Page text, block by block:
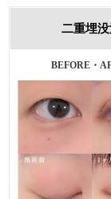
二重埋
施術前・施術後